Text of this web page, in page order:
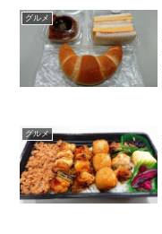
グルメ
グルメ